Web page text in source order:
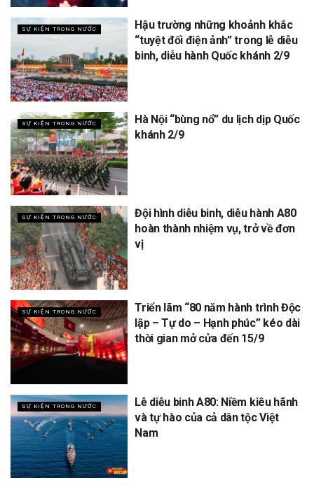
SỰ KIỆN TRONG NƯỚC
Hậu trường những khoảnh khắc
“tuyệt đối điện ảnh” trong lễ diễu
binh, diễu hành Quốc khánh 2/9
SỰ KIỆN TRONG NƯỚC
Hà Nội “bùng nổ” du lịch dịp Quốc
khánh 2/9
SỰ KIỆN TRONG NƯỚC
Đội hình diễu binh, diễu hành A80
hoàn thành nhiệm vụ, trở về đơn
vị
SỰ KIỆN TRONG NƯỚC
Triển lãm “80 năm hành trình Độc
lập – Tự do – Hạnh phúc” kéo dài
thời gian mở cửa đến 15/9
SỰ KIỆN TRONG NƯỚC
Lễ diễu binh A80: Niềm kiêu hãnh
và tự hào của cả dân tộc Việt
Nam